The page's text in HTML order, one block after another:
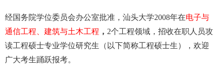
经国务院学位委员会办公室批准，汕头大学2008年在电子与
通信工程、建筑与土木工程 ， 2个工程领域，招收在职人员攻
读工程硕士专业学位研究生（以下简称工程硕士生），欢迎
广大考生踊跃报考。